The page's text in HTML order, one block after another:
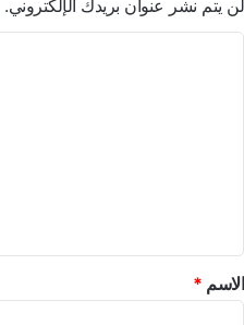
لن يتم نشر عنوان بريدك الإلكتروني.
*
الاسم *